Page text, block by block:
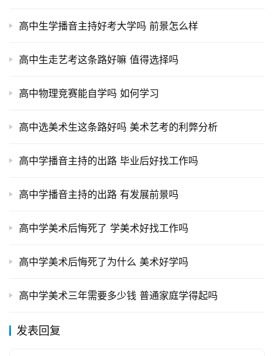
高中生学播音主持好考大学吗 前景怎么样
高中生走艺考这条路好嘛 值得选择吗
高中物理竞赛能自学吗 如何学习
高中选美术生这条路好吗 美术艺考的利弊分析
高中学播音主持的出路 毕业后好找工作吗
高中学播音主持的出路 有发展前景吗
高中学美术后悔死了 学美术好找工作吗
高中学美术后悔死了为什么 美术好学吗
高中学美术三年需要多少钱 普通家庭学得起吗
发表回复